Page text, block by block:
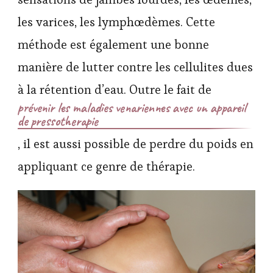
les varices, les lymphœdèmes. Cette
méthode est également une bonne
manière de lutter contre les cellulites dues
à la rétention d’eau. Outre le fait de
prévenir les maladies venariennes avec un appareil
de pressotherapie
, il est aussi possible de perdre du poids en
appliquant ce genre de thérapie.